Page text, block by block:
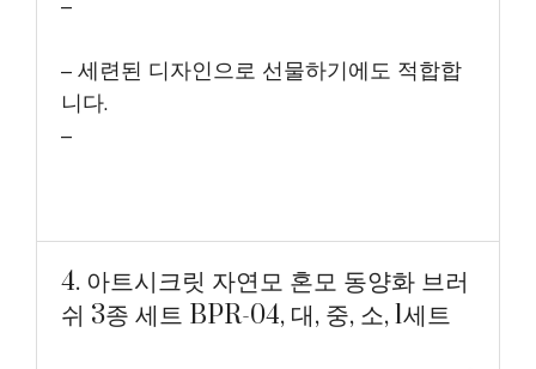
–
– 세련된 디자인으로 선물하기에도 적합합
니다.
–
4. 아트시크릿 자연모 혼모 동양화 브러
쉬 3종 세트 BPR-04, 대, 중, 소, 1세트